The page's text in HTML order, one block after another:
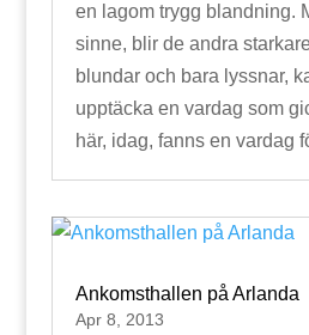
en lagom trygg blandning.
sinne, blir de andra
blundar och bara lyssnar,
upptäcka en vardag som
här, idag, fanns en vardag
Ankomsthallen på Arlanda
Apr 8, 2013